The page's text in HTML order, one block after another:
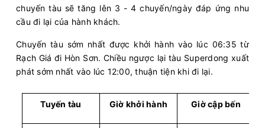
chuyến tàu sẽ tăng lên 3 - 4 chuyến/ngày đáp ứng nhu
cầu đi lại của hành khách.
Chuyến tàu sớm nhất được khởi hành vào lúc 06:35 từ
Rạch Giá đi Hòn Sơn. Chiều ngược lại tàu Superdong xuất
phát sớm nhất vào lúc 12:00, thuận tiện khi đi lại.
Tuyến tàu Giờ khởi hành Giờ cập bến